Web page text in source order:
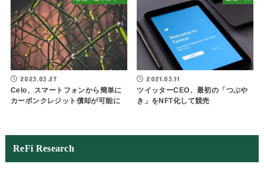
2023.03.27
Celo、スマートフォンから簡単に
カーボンクレジット償却が可能に
2021.03.11
ツイッターCEO、最初の「つぶや
き」をNFT化して競売
ReFi Research